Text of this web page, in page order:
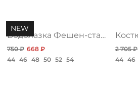
NEW
Водолазка Фешен-стайл, блэк нью
750 ₽ 668 ₽
44 46 48 50 52 54
2 705 ₽
44 46